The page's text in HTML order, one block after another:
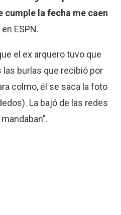
cumple la fecha me caen
en ESPN.
el ex arquero tuvo que
burlas que recibió por
colmo, él se saca la foto
La bajó de las redes